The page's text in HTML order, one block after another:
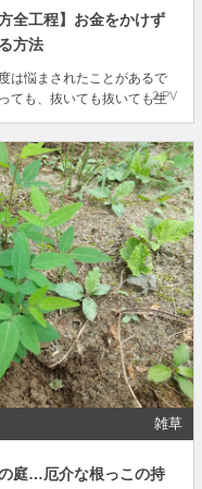
全工程】お金をかけず
方法
は悩まされたことがあるで
ても、抜いても抜いても生
人は多いでしょう。もちろ
け除草の回数を減らしたい
広く知られているのは、防
ですが、防草シートっ...
2 PV
雑草
庭…厄介な根っこの持